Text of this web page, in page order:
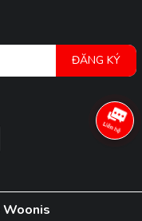
ĐĂNG KÝ
Woonis